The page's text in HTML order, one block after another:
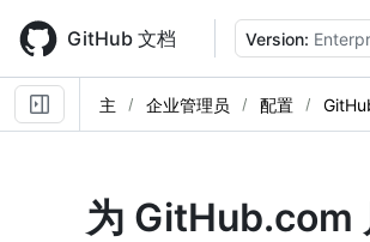
main
content
GitHub 文档 Version:
主 企业管理员 配置
为 GitHub.com